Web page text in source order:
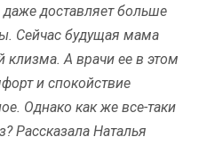
даже доставляет больше
Сейчас будущая мама
клизма. А врачи ее в этом
и спокойствие
Однако как же все-таки
Рассказала Наталья